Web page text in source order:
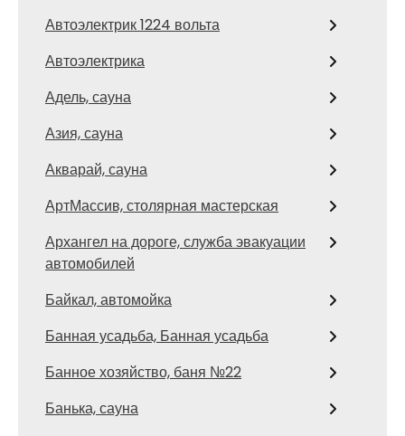
Автоэлектрик 1224 вольта
Автоэлектрика
Адель, сауна
Азия, сауна
Акварай, сауна
АртМассив, столярная мастерская
Архангел на дороге, служба эвакуации
автомобилей
Байкал, автомойка
Банная усадьба, Банная усадьба
Банное хозяйство, баня №22
Банька, сауна